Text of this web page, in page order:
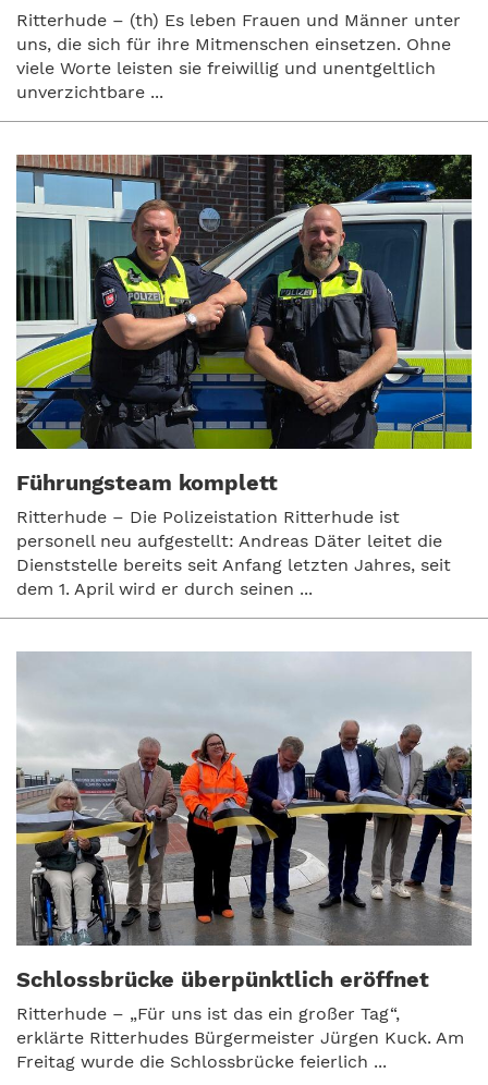
Ritterhude – (th) Es leben Frauen und Männer unter
uns, die sich für ihre Mitmenschen einsetzen. Ohne
viele Worte leisten sie freiwillig und unentgeltlich
unverzichtbare ...
Führungsteam komplett
Ritterhude – Die Polizeistation Ritterhude ist
personell neu aufgestellt: Andreas Däter leitet die
Dienststelle bereits seit Anfang letzten Jahres, seit
dem 1. April wird er durch seinen ...
Schlossbrücke überpünktlich eröffnet
Ritterhude – „Für uns ist das ein großer Tag“,
erklärte Ritterhudes Bürgermeister Jürgen Kuck. Am
Freitag wurde die Schlossbrücke feierlich ...